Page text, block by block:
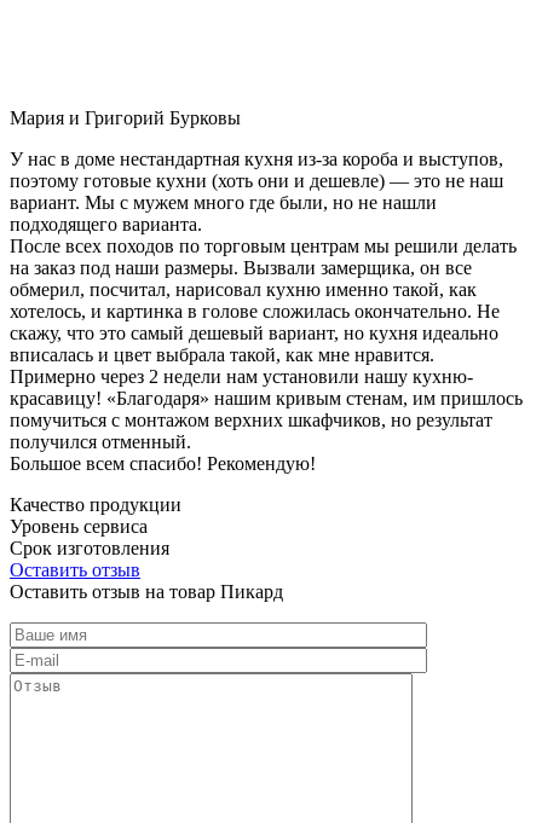
Мария и Григорий Бурковы
У нас в доме нестандартная кухня из-за короба и выступов,
поэтому готовые кухни (хоть они и дешевле) — это не наш
вариант. Мы с мужем много где были, но не нашли
подходящего варианта.
После всех походов по торговым центрам мы решили делать
на заказ под наши размеры. Вызвали замерщика, он все
обмерил, посчитал, нарисовал кухню именно такой, как
хотелось, и картинка в голове сложилась окончательно. Не
скажу, что это самый дешевый вариант, но кухня идеально
вписалась и цвет выбрала такой, как мне нравится.
Примерно через 2 недели нам установили нашу кухню-
красавицу! «Благодаря» нашим кривым стенам, им пришлось
помучиться с монтажом верхних шкафчиков, но результат
получился отменный.
Большое всем спасибо! Рекомендую!
Качество продукции
Уровень сервиса
Срок изготовления
Оставить отзыв
Оставить отзыв на товар Пикард